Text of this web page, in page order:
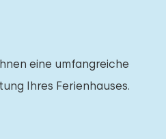
eine umfangreiche
Ihres Ferienhauses.